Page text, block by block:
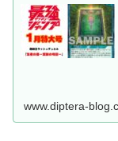
www.diptera-